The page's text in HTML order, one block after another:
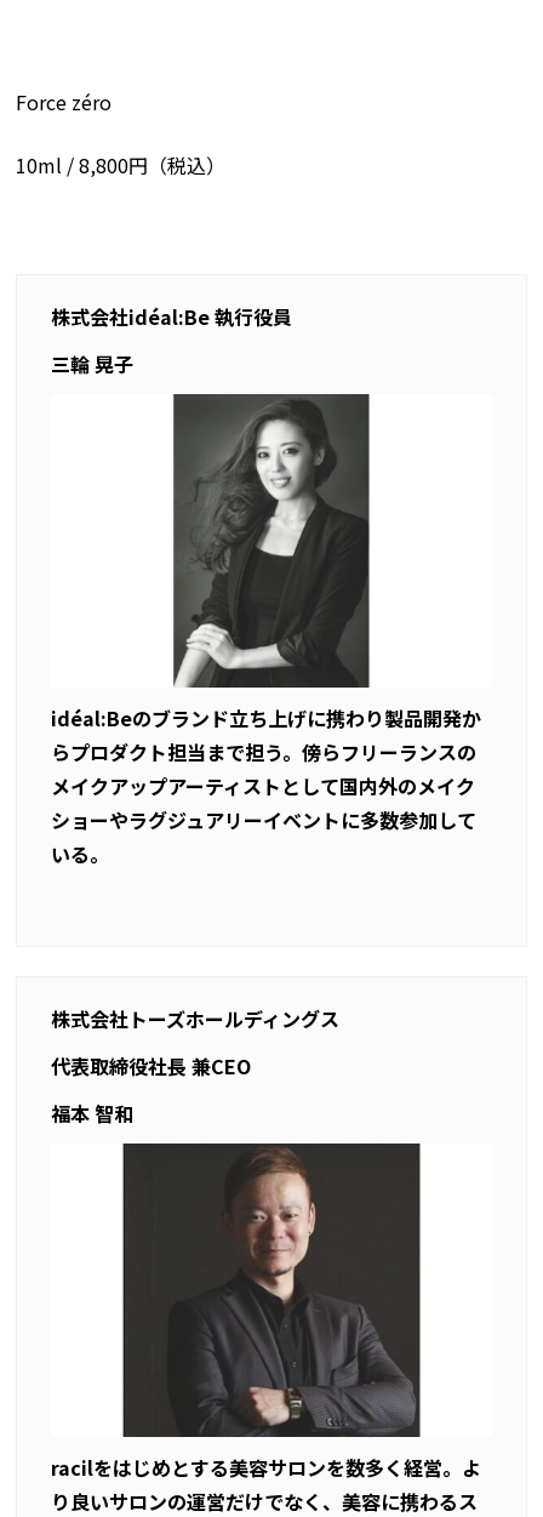
Force zéro
10ml / 8,800円（税込）
株式会社idéal:Be執行役員
三輪 晃子
idéal:Beのブランド立ち上げに携わり製品開発か
らプロダクト担当まで担う。傍らフリーランスの
メイクアップアーティストとして国内外のメイク
ショーやラグジュアリーイベントに多数参加して
いる。
株式会社トーズホールディングス
代表取締役社長 兼CEO
福本 智和
racilをはじめとする美容サロンを数多く経営。よ
り良いサロンの運営だけでなく、美容に携わるス